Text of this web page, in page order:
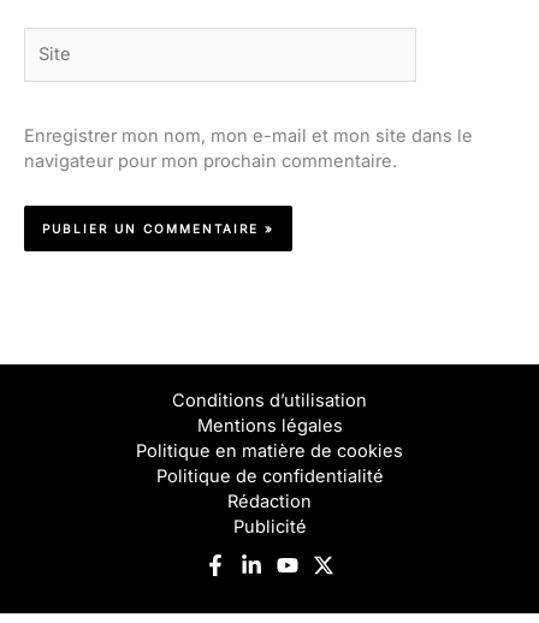
Enregistrer mon nom, mon e-mail et mon site dans le
navigateur pour mon prochain commentaire.
Conditions d’utilisation
Mentions légales
Politique en matière de cookies
Politique de confidentialité
Rédaction
Publicité